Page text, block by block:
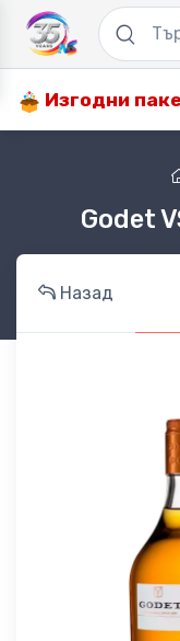
Изгодни
Godet
Назад